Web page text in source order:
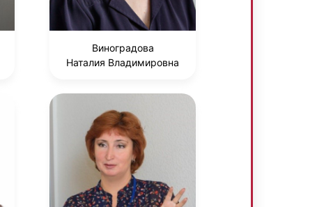
Виноградова
Наталия Владимировна